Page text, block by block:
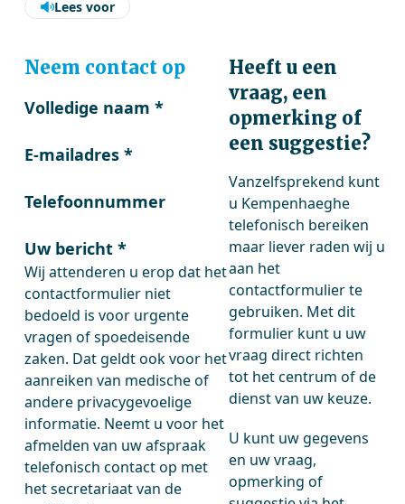
Lees voor
Neem contact op
Volledige naam*
E-mailadres*
Telefoonnummer
Uw bericht*
Wij attenderen u erop dat het
contactformulier niet
bedoeld is voor urgente
vragen of spoedeisende
zaken. Dat geldt ook voor het
aanreiken van medische of
andere privacygevoelige
informatie. Neemt u voor het
afmelden van uw afspraak
telefonisch contact op met
het secretariaat van de
Heeft u een
vraag, een
opmerking of
een suggestie?
Vanzelfsprekend kunt
u Kempenhaeghe
telefonisch bereiken
maar liever raden wij u
aan het
contactformulier te
gebruiken. Met dit
formulier kunt u uw
vraag direct richten
tot het centrum of de
dienst van uw keuze.
U kunt uw gegevens
en uw vraag,
opmerking of